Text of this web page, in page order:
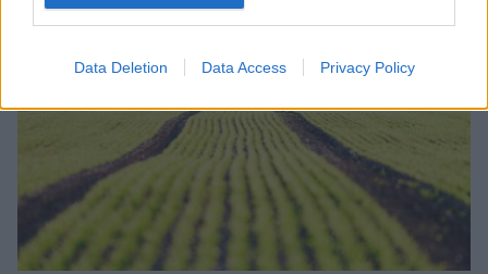
Data Deletion Data Access Privacy Policy